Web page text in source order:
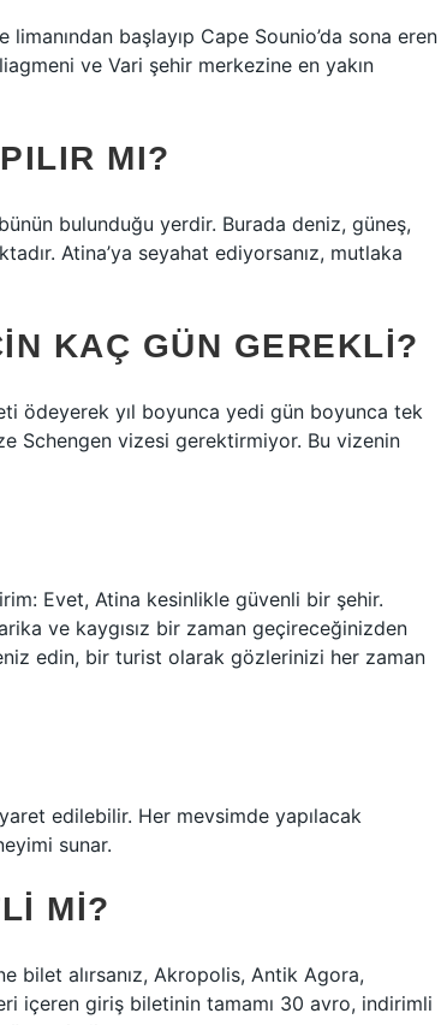
başlayıp Cape Sounio’da sona eren
ve Vari şehir merkezine en yakın
MI?
bulunduğu yerdir. Burada deniz, güneş,
Atina’ya seyahat ediyorsanız, mutlaka
KAÇ GÜN GEREKLI?
ödeyerek yıl boyunca yedi gün boyunca tek
Schengen vizesi gerektirmiyor. Bu vizenin
Evet, Atina kesinlikle güvenli bir şehir.
ve kaygısız bir zaman geçireceğinizden
edin, bir turist olarak gözlerinizi her zaman
edilebilir. Her mevsimde yapılacak
sunar.
MI?
bilet alırsanız, Akropolis, Antik Agora,
içeren giriş biletinin tamamı 30 avro, indirimli